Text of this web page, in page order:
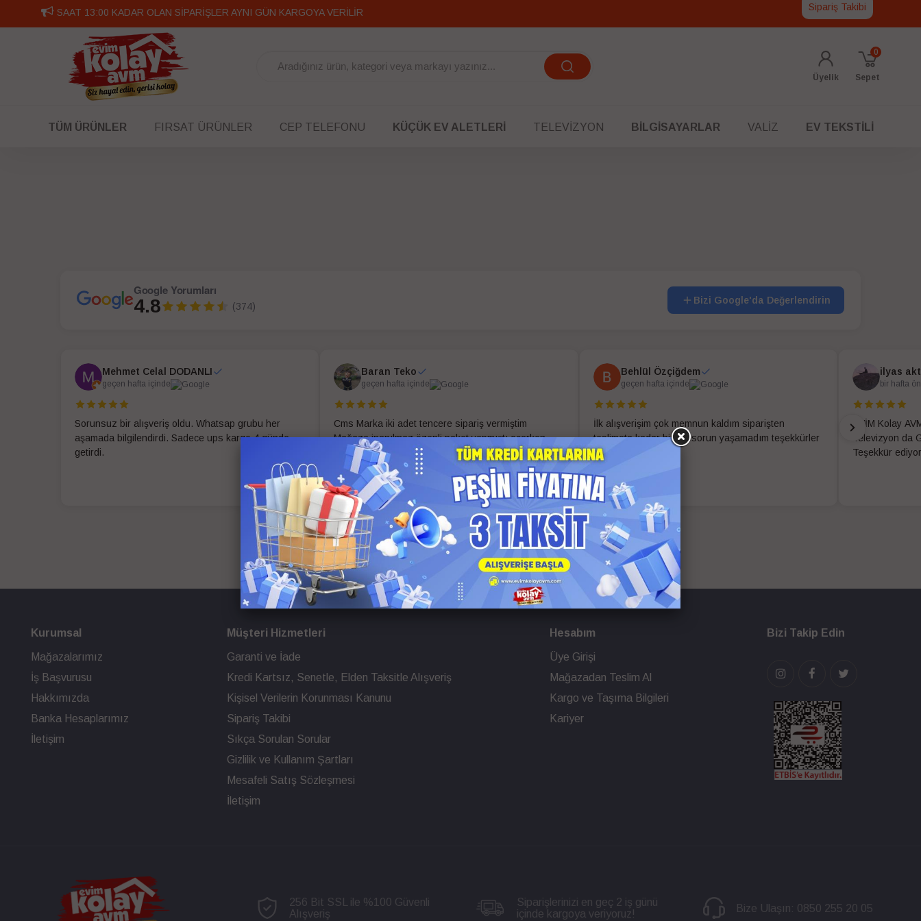
SAAT 13:00 KADAR OLAN SİPARİŞLER AYNI GÜN KARGOYA VERİLİR Sipariş Takibi
Üyelik Sepet
0
TÜM ÜRÜNLER FIRSAT ÜRÜNLER CEP TELEFONU KÜÇÜK EV ALETLERI TELEVIZYON BILGISAYARLAR VALIZ EV TEKSTILI
Google Yorumları
4.8 (374)
Bizi Google'da Değerlendirin
Mehmet Celal DODANLI
geçen hafta içinde
Sorunsuz bir alışveriş oldu. Whatsap grubu her
aşamada bilgilendirdi. Sadece ups kargo 4 günde
getirdi.
Baran Teko
geçen hafta içinde
Cms Marka iki adet tencere sipariş vermiştim
Mağaza inanılmaz özenli paket yapmıştı açarken
zorlandım problemsiz teslim aldım uygun fiyat ve
güzel paketleme için ekibe ve mağazaya teşekkür
ederim
Daha fazla oku
Behlül Özçiğdem
geçen hafta içinde
İlk alışverişim çok memnun kaldım siparişten
teslimata kadar hiç bir sorun yaşamadım teşekkürler
evim kolay ekibi
ilyas
bir hafta
EVİM Kolay
Televizyon da
Teşekkür
Kurumsal
Mağazalarımız
İş Başvurusu
Hakkımızda
Banka Hesaplarımız
İletişim
Müşteri Hizmetleri
Garanti ve İade
Kredi Kartsız, Senetle, Elden Taksitle Alışveriş
Kişisel Verilerin Korunması Kanunu
Sipariş Takibi
Sıkça Sorulan Sorular
Gizlilik ve Kullanım Şartları
Mesafeli Satış Sözleşmesi
İletişim
Hesabım
Üye Girişi
Mağazadan Teslim Al
Kargo ve Taşıma Bilgileri
Kariyer
Bizi Takip Edin
256 Bit SSL ile %100 Güvenli
Alışveriş
Siparişlerinizi en geç 2 iş günü
içinde kargoya veriyoruz!
Bize Ulaşın: 0850 255 20 05